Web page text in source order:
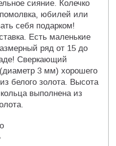
сияние. Колечко
юбилей или
себя подарком!
Есть маленькие
ряд от 15 до
Сверкающий
3 мм) хорошего
белого золота. Высота
выполнена из